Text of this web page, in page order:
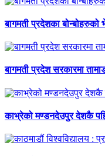
बागमती प्रदेशका बोन्बोहरुको
बागमती प्रदेश सरकारमा
काभ्रेको मण्डनदेउपुर देशकै